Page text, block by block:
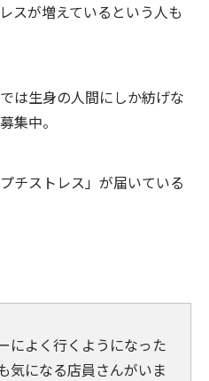
スが増えているという人も
は生身の人間にしか紡げな
集中。
チストレス」が届いている
によく行くようになった
気になる店員さんがいま